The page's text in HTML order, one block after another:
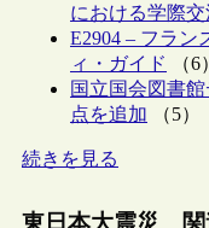
における学際
E2904 – フラ
ィ・ガイド
（6）
国立国会図書
点を追加 （5）
続きを見る
東日本大震災 関